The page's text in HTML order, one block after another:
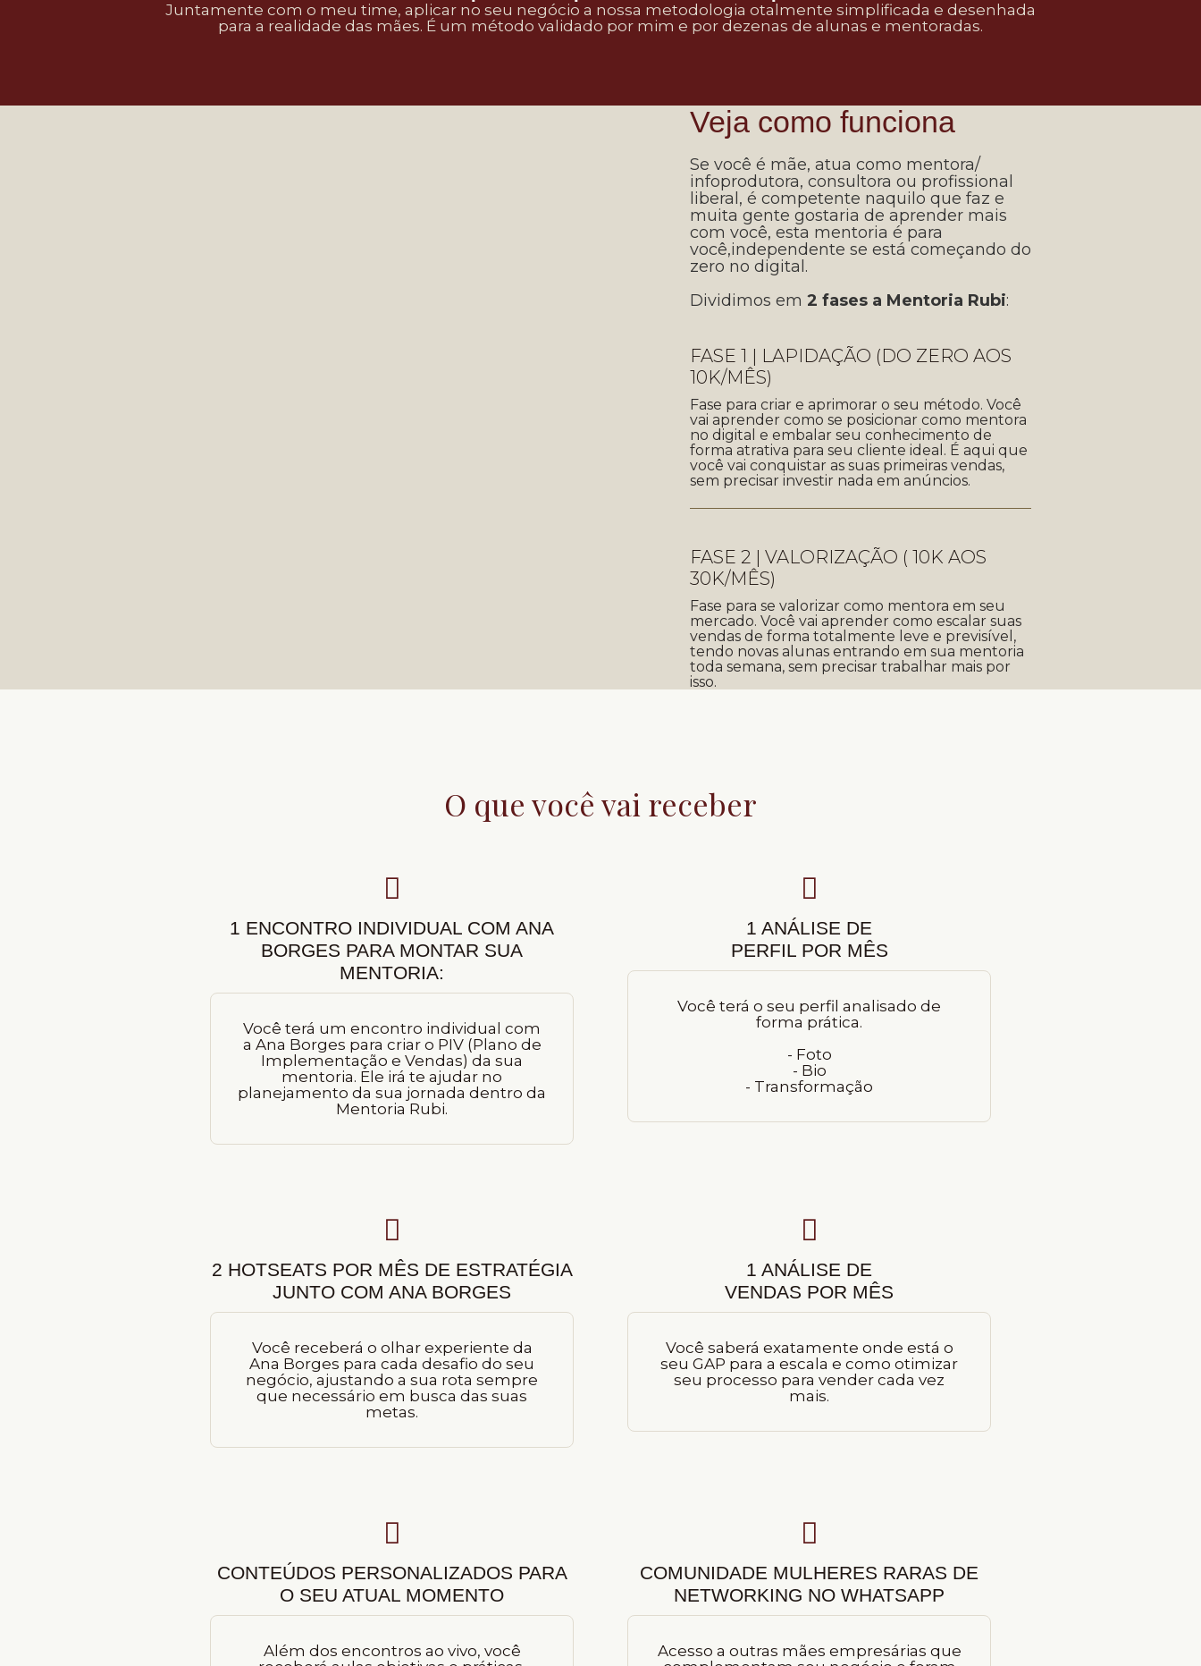
Juntamente com o meu time, aplicar no seu negócio a nossa metodologia otalmente simplificada e desenhada
para a realidade das mães. É um método validado por mim e por dezenas de alunas e mentoradas.
Veja como funciona
Se você é mãe, atua como mentora/
infoprodutora, consultora ou profissional
liberal, é competente naquilo que faz e
muita gente gostaria de aprender mais
com você, esta mentoria é para
você,independente se está começando do
zero no digital.
Dividimos em 2 fases a Mentoria Rubi:
FASE 1 | LAPIDAÇÃO (DO ZERO AOS
10K/MÊS)
Fase para criar e aprimorar o seu método. Você
vai aprender como se posicionar como mentora
no digital e embalar seu conhecimento de
forma atrativa para seu cliente ideal. É aqui que
você vai conquistar as suas primeiras vendas,
sem precisar investir nada em anúncios.
FASE 2 | VALORIZAÇÃO ( 10K AOS
30K/MÊS)
Fase para se valorizar como mentora em seu
mercado. Você vai aprender como escalar suas
vendas de forma totalmente leve e previsível,
tendo novas alunas entrando em sua mentoria
toda semana, sem precisar trabalhar mais por
isso.
O que você vai receber
1 ENCONTRO INDIVIDUAL COM ANA
BORGES PARA MONTAR SUA
MENTORIA:
Você terá um encontro individual com
a Ana Borges para criar o PIV (Plano de
Implementação e Vendas) da sua
mentoria. Ele irá te ajudar no
planejamento da sua jornada dentro da
Mentoria Rubi.
1 ANÁLISE DE
PERFIL POR MÊS
Você terá o seu perfil analisado de
forma prática.
- Foto
- Bio
- Transformação
2 HOTSEATS POR MÊS DE ESTRATÉGIA
JUNTO COM ANA BORGES
Você receberá o olhar experiente da
Ana Borges para cada desafio do seu
negócio, ajustando a sua rota sempre
que necessário em busca das suas
metas.
1 ANÁLISE DE
VENDAS POR MÊS
Você saberá exatamente onde está o
seu GAP para a escala e como otimizar
seu processo para vender cada vez
mais.
CONTEÚDOS PERSONALIZADOS PARA
O SEU ATUAL MOMENTO
Além dos encontros ao vivo, você
COMUNIDADE MULHERES RARAS DE
NETWORKING NO WHATSAPP
Acesso a outras mães empresárias que